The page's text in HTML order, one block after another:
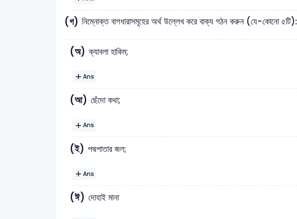
(গ) নিম্নোক্ত বাগধারাসমূহের অর্থ উল্লেখ করে বাক্য গঠন করুন (যে-কোনো ৫টি):
(অ) ক্যাবলা হাকিম;
Ans
(আ) ছেঁদো কথা;
Ans
(ই) পদ্মপাতার জল;
Ans
(ঈ) দোহাই মানা